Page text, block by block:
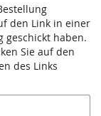
den Link in einer
geschickt haben.
Sie auf den
des Links